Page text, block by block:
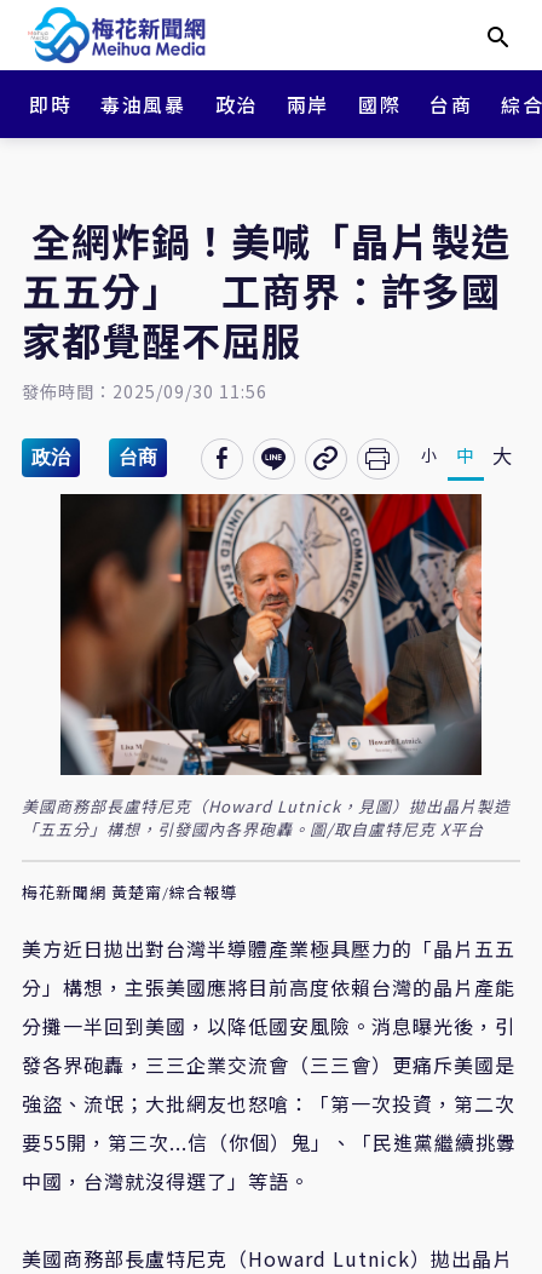
即時 毒油風暴 政治 兩岸 國際 台商 綜
全網炸鍋！美喊「晶片製造
五五分」 工商界：許多國
家都覺醒不屈服
發佈時間：2025/09/30 11:56
政治 台商 小 中 大
美國商務部長盧特尼克（Howard Lutnick，見圖）拋出晶片製造
「五五分」構想，引發國內各界砲轟。圖/取自盧特尼克 X平台
梅花新聞網 黃楚甯/綜合報導
美方近日拋出對台灣半導體產業極具壓力的「晶片五五
分」構想，主張美國應將目前高度依賴台灣的晶片產能
分攤一半回到美國，以降低國安風險。消息曝光後，引
發各界砲轟，三三企業交流會（三三會）更痛斥美國是
強盜、流氓；大批網友也怒嗆：「第一次投資，第二次
要55開，第三次...信（你個）鬼」、「民進黨繼續挑釁
中國，台灣就沒得選了」等語。
美國商務部長盧特尼克（Howard Lutnick）拋出晶片